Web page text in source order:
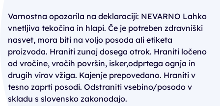
Varnostna opozorila na deklaraciji: NEVARNO Lahko
vnetljiva tekočina in hlapi. Če je potreben zdravniški
nasvet, mora biti na voljo posoda ali etiketa
proizvoda. Hraniti zunaj dosega otrok. Hraniti ločeno
od vročine, vročih površin, isker,odprtega ognja in
drugih virov vžiga. Kajenje prepovedano. Hraniti v
tesno zaprti posodi. Odstraniti vsebino/posodo v
skladu s slovensko zakonodajo.